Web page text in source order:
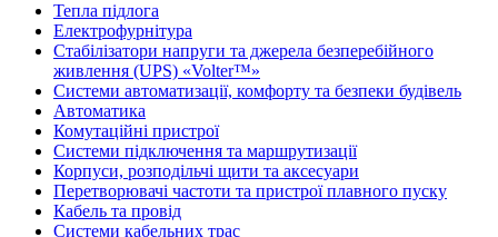
Тепла підлога
Електрофурнітура
Cтабілізатори напруги та джерела безперебійного
живлення (UPS) «Volter™»
Системи автоматизації, комфорту та безпеки будівель
Автоматика
Комутаційні пристрої
Системи підключення та маршрутизації
Корпуси, розподільчі щити та аксесуари
Перетворювачі частоти та пристрої плавного пуску
Кабель та провід
Системи кабельних трас